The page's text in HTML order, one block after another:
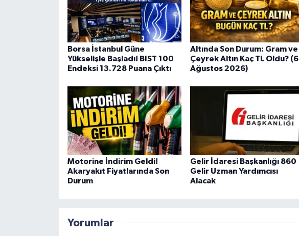
Borsa İstanbul Güne
Yükselişle Başladı! BIST 100
Endeksi 13.728 Puana Çıktı
Altında Son Durum: Gram ve
Çeyrek Altın Kaç TL Oldu? (6
Ağustos 2026)
Motorine İndirim Geldi!
Akaryakıt Fiyatlarında Son
Durum
Gelir İdaresi Başkanlığı 860
Gelir Uzman Yardımcısı
Alacak
Yorumlar